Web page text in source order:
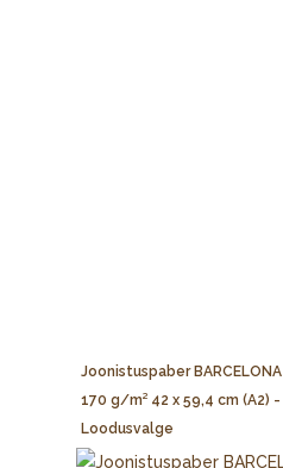
Joonistuspaber BARCELONA
170 g/m² 42 x 59,4 cm (A2) -
Loodusvalge